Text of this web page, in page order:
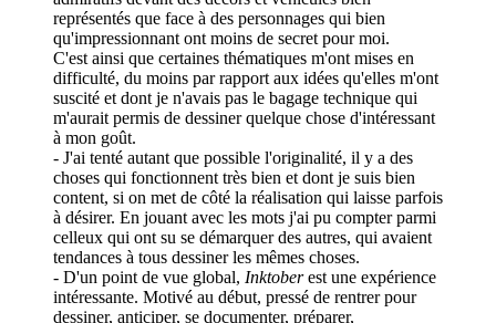
représentés que face à des personnages qui bien
qu'impressionnant ont moins de secret pour moi.
C'est ainsi que certaines thématiques m'ont mises en
difficulté, du moins par rapport aux idées qu'elles m'ont
suscité et dont je n'avais pas le bagage technique qui
m'aurait permis de dessiner quelque chose d'intéressant
à mon goût.
- J'ai tenté autant que possible l'originalité, il y a des
choses qui fonctionnent très bien et dont je suis bien
content, si on met de côté la réalisation qui laisse parfois
à désirer. En jouant avec les mots j'ai pu compter parmi
celleux qui ont su se démarquer des autres, qui avaient
tendances à tous dessiner les mêmes choses.
- D'un point de vue global, Inktoberest une expérience
intéressante. Motivé au début, pressé de rentrer pour
dessiner, anticiper, se documenter, préparer,